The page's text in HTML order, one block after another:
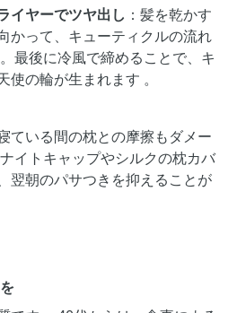
イヤーでツヤ出し ：髪を乾かす
かって、キューティクルの流れ
最後に冷風で締めることで、キ
の輪が生まれます 。
ている間の枕との摩擦もダメー
イトキャップやシルクの枕カバ
翌朝のパサつきを抑えることが